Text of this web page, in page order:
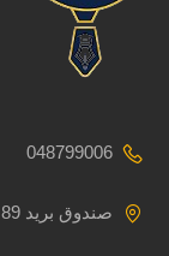
048799006
صندوق بريد 89 سيدي بلعباس الجزائر